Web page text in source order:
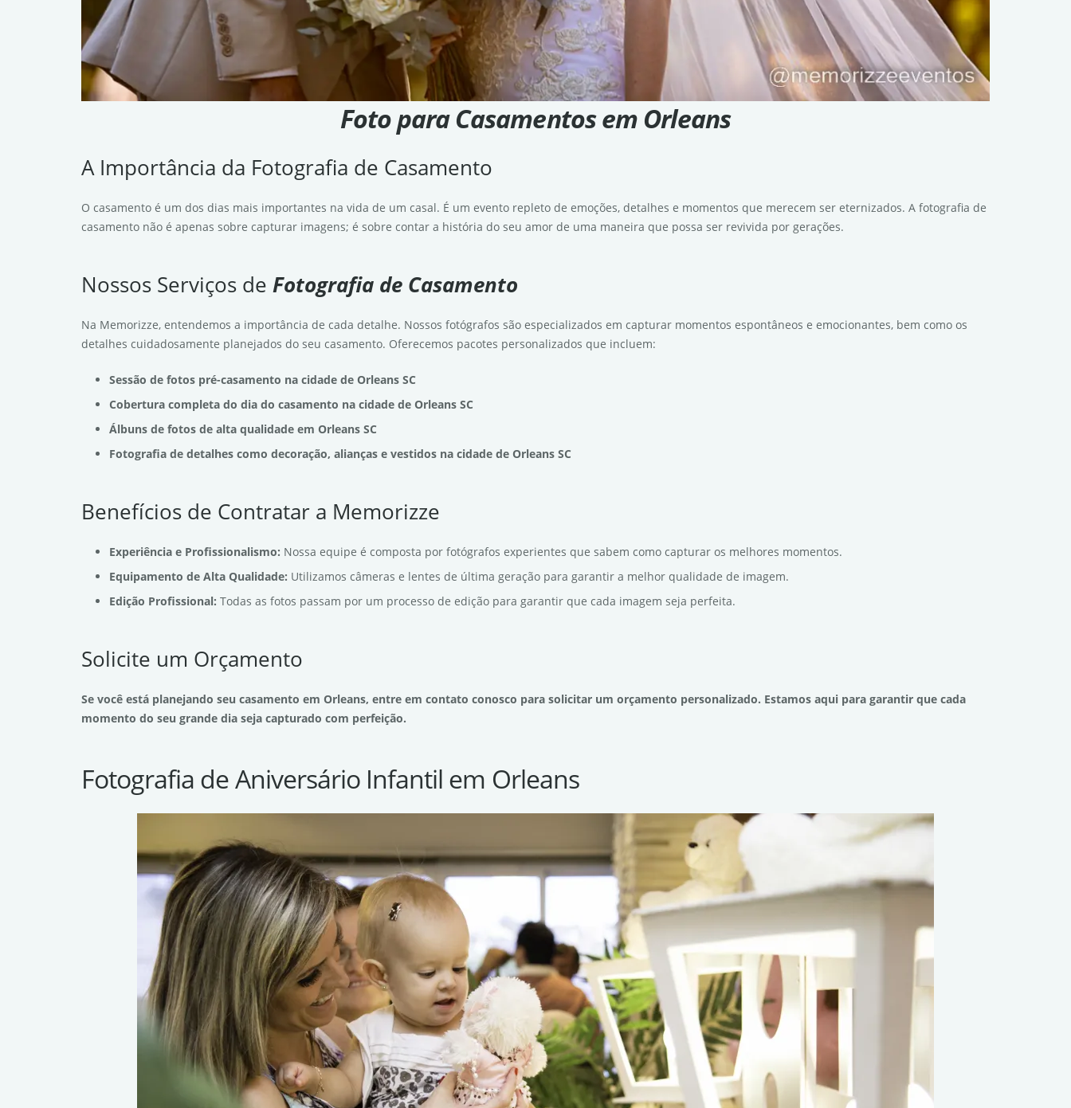
Foto para Casamentos em Orleans
A Importância da Fotografia de Casamento
O casamento é um dos dias mais importantes na vida de um casal. É um evento repleto de emoções, detalhes e momentos que merecem ser eternizados. A fotografia de
casamento não é apenas sobre capturar imagens; é sobre contar a história do seu amor de uma maneira que possa ser revivida por gerações.
Nossos Serviços de Fotografia de Casamento
Na Memorizze, entendemos a importância de cada detalhe. Nossos fotógrafos são especializados em capturar momentos espontâneos e emocionantes, bem como os
detalhes cuidadosamente planejados do seu casamento. Oferecemos pacotes personalizados que incluem:
Sessão de fotos pré-casamento na cidade de Orleans SC
Cobertura completa do dia do casamento na cidade de Orleans SC
Álbuns de fotos de alta qualidade em Orleans SC
Fotografia de detalhes como decoração, alianças e vestidos na cidade de Orleans SC
Benefícios de Contratar a Memorizze
Experiência e Profissionalismo: Nossa equipe é composta por fotógrafos experientes que sabem como capturar os melhores momentos.
Equipamento de Alta Qualidade: Utilizamos câmeras e lentes de última geração para garantir a melhor qualidade de imagem.
Edição Profissional: Todas as fotos passam por um processo de edição para garantir que cada imagem seja perfeita.
Solicite um Orçamento
Se você está planejando seu casamento em Orleans, entre em contato conosco para solicitar um orçamento personalizado. Estamos aqui para garantir que cada
momento do seu grande dia seja capturado com perfeição.
Fotografia de Aniversário Infantil em Orleans